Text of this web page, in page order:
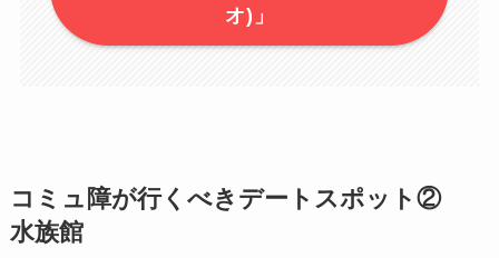
オ)」
コミュ障が行くべきデートスポット②
水族館